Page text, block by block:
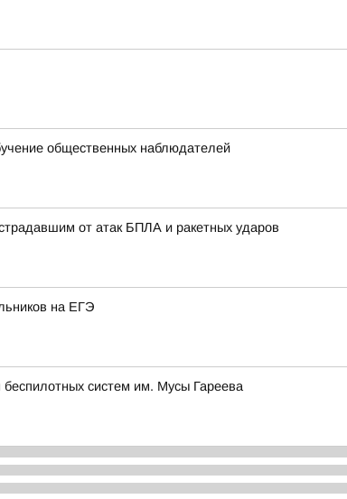
общественных наблюдателей
от атак БПЛА и ракетных ударов
на ЕГЭ
систем им. Мусы Гареева